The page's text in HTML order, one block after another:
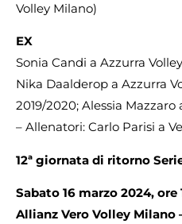
Volley Milano)
EX
Sonia Candi a Azzurra
Nika Daalderop a Azzurra
2019/2020; Alessia Mazzaro
– Allenatori: Carlo Parisi a
12ª giornata di ritorno
Sabato 16 marzo 2024, ore
Allianz Vero Volley Milano